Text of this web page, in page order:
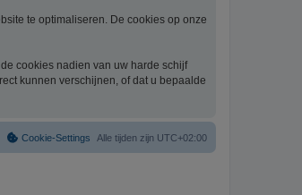
te optimaliseren. De cookies op onze
cookies nadien van uw harde schijf
kunnen verschijnen, of dat u bepaalde
Alle tijden zijn UTC+02:00
Cookie-Settings